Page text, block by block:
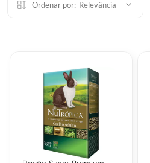
Ordenar por: Relevância